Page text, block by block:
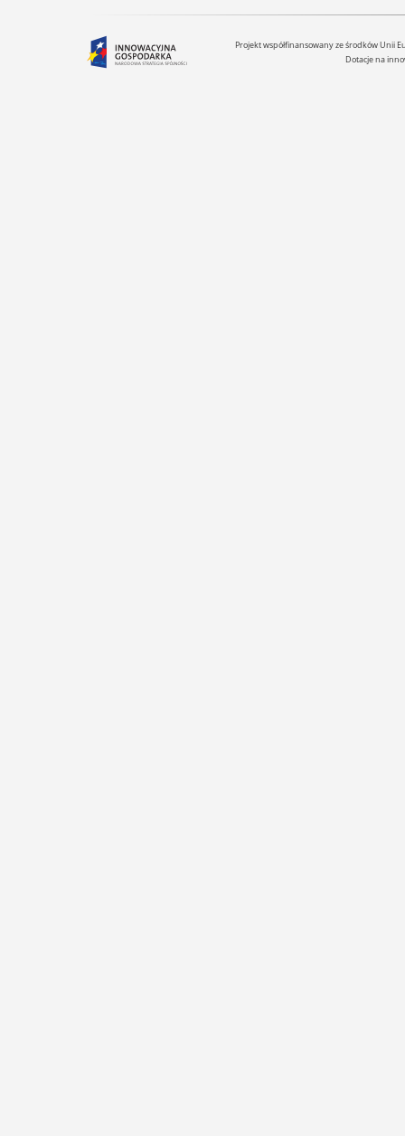
Projekt współfinansowany ze środków Unii
Dotacje na